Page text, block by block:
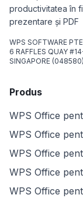
productivitatea în
prezentare și PDF
WPS SOFTWARE
6 RAFFLES QUAY
SINGAPORE (048580)
Produs
WPS Office
WPS Office
WPS Office
WPS Office
WPS Office